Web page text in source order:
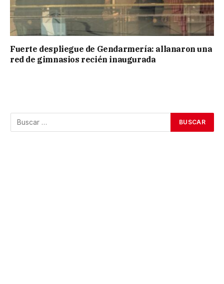
Fuerte despliegue de Gendarmería: allanaron una
red de gimnasios recién inaugurada